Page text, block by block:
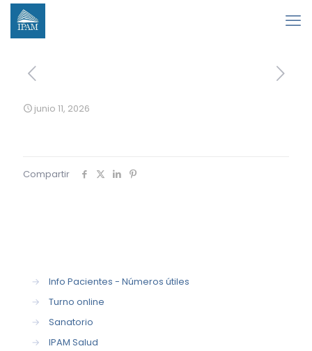
junio 11, 2026
Compartir
→
Info Pacientes - Números útiles
→
Turno online
→
Sanatorio
→
IPAM Salud